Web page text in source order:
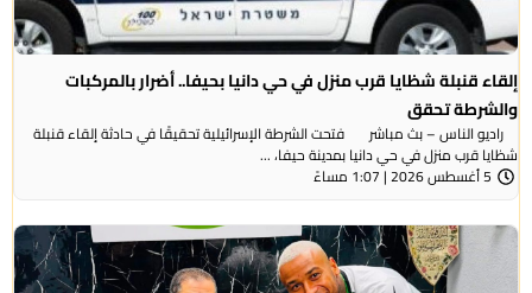
إلقاء قنبلة شظايا قرب منزل في حي دانيا بحيفا.. أضرار بالمركبات
والشرطة تحقق
راديو الناس – بث مباشر فتحت الشرطة الإسرائيلية تحقيقًا في حادثة إلقاء قنبلة
شظايا قرب منزل في حي دانيا بمدينة حيفا، ...
5 أغسطس 2026 | 1:07 مساءً